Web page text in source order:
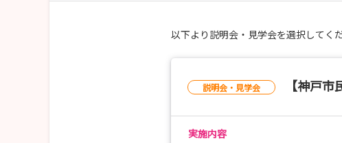
以下より説明会・見学会を選択してく
説明会・見学会 【神戸
実施内容